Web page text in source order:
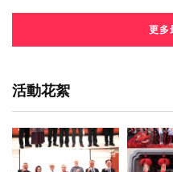
更多
活動花絮